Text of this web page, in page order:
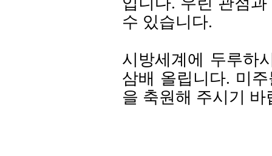
수 있습니다.
시방세계에 두루하
삼배 올립니다. 미
을 축원해 주시기 바